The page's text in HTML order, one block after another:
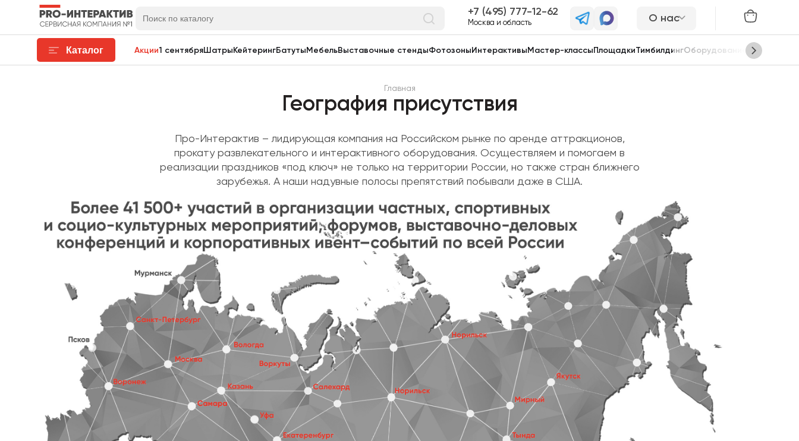
7 (495) 777-12-62
Москва и область О нас
Каталог Акции1 сентябряШатры КейтерингБатуты МебельВыставочные стендыФотозоны Интерактивы Мастер-классы ПлощадкиТимбилдингОборудование Сцены
Главная
География присутствия
Про-Интерактив – лидирующая компания на Российском рынке по аренде аттракционов,
прокату развлекательного и интерактивного оборудования. Осуществляем и помогаем в
реализации праздников «под ключ» не только на территории России, но также стран ближнего
зарубежья. А наши надувные полосы препятствий побывали даже в США.